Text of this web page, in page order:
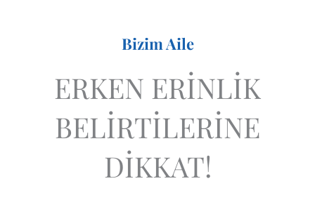
Bizim Aile
ERKEN ERİNLİK
BELİRTİLERİNE
DİKKAT!